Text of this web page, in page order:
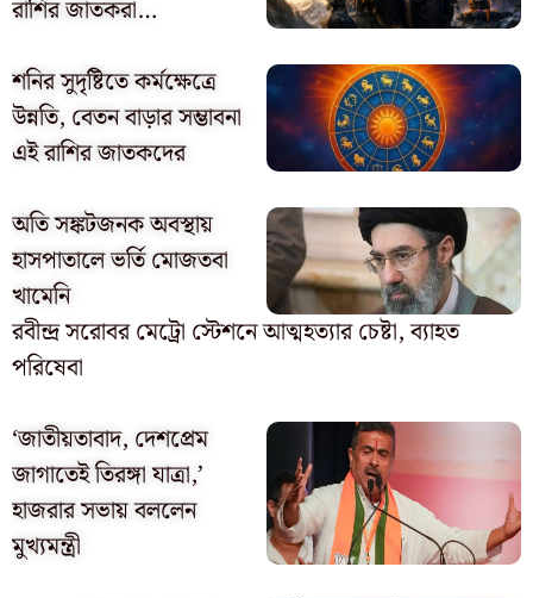
রাশির জাতকরা…
শনির সুদৃষ্টিতে কর্মক্ষেত্রে
উন্নতি, বেতন বাড়ার সম্ভাবনা
এই রাশির জাতকদের
অতি সঙ্কটজনক অবস্থায়
হাসপাতালে ভর্তি মোজতবা
খামেনি
রবীন্দ্র সরোবর মেট্রো স্টেশনে আত্মহত্যার চেষ্টা, ব্যাহত
পরিষেবা
‘জাতীয়তাবাদ, দেশপ্রেম
জাগাতেই তিরঙ্গা যাত্রা,’
হাজরার সভায় বললেন
মুখ্যমন্ত্রী